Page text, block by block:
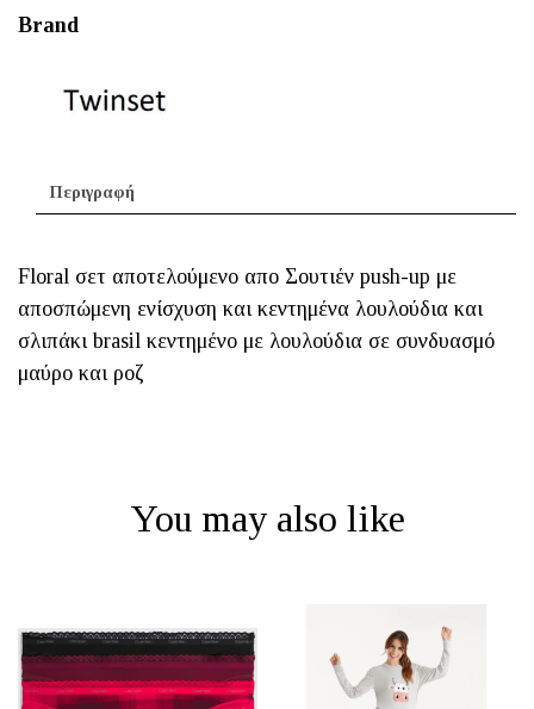
Brand
Περιγραφή
Floral σετ αποτελούμενο απο Σουτιέν push-up με
αποσπώμενη ενίσχυση και κεντημένα λουλούδια και
σλιπάκι brasil κεντημένο με λουλούδια σε συνδυασμό
μαύρο και ροζ
You may also like